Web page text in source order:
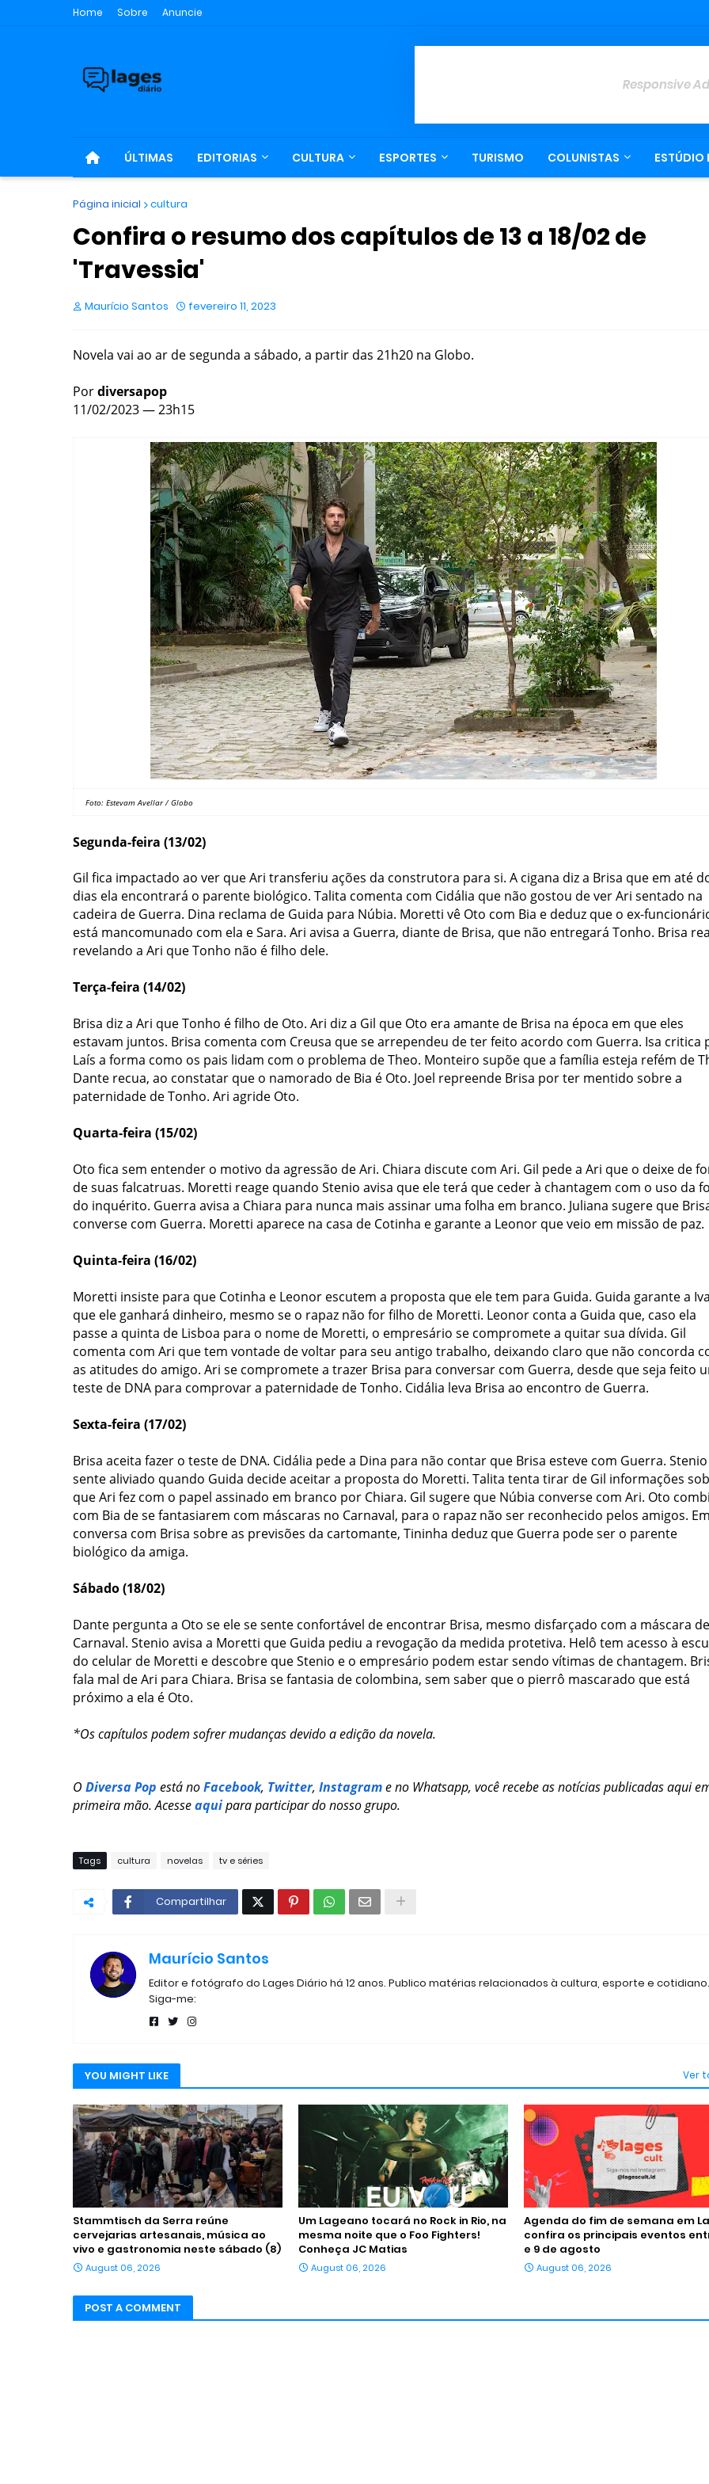
Home Sobre Anuncie
Responsive
ÚLTIMAS EDITORIAS CULTURA ESPORTES TURISMO COLUNISTAS ESTÚDIO
Página inicial cultura
Confira o resumo dos capítulos de 13 a 18/02 de
'Travessia'
Maurício Santos fevereiro 11, 2023
Novela vai ao ar de segunda a sábado, a partir das 21h20 na Globo.
Pordiversapop
11/02/2023 — 23h15
Foto: Estevam Avellar / Globo
Segunda-feira (13/02)
Gil fica impactado ao ver que Ari transferiu ações da construtora para si. A cigana diz a Brisa que em até
dias ela encontrará o parente biológico. Talita comenta com Cidália que não gostou de ver Ari sentado na
cadeira de Guerra. Dina reclama de Guida para Núbia. Moretti vê Oto com Bia e deduz que o ex-
está mancomunado com ela e Sara. Ari avisa a Guerra, diante de Brisa, que não entregará Tonho. Brisa
revelando a Ari que Tonho não é filho dele.
Terça-feira (14/02)
Brisa diz a Ari que Tonho é filho de Oto. Ari diz a Gil que Oto era amante de Brisa na época em que eles
estavam juntos. Brisa comenta com Creusa que se arrependeu de ter feito acordo com Guerra. Isa critica
Laís a forma como os pais lidam com o problema de Theo. Monteiro supõe que a família esteja refém de
Dante recua, ao constatar que o namorado de Bia é Oto. Joel repreende Brisa por ter mentido sobre a
paternidade de Tonho. Ari agride Oto.
Quarta-feira (15/02)
Oto fica sem entender o motivo da agressão de Ari. Chiara discute com Ari. Gil pede a Ari que o deixe de
de suas falcatruas. Moretti reage quando Stenio avisa que ele terá que ceder à chantagem com o uso da
do inquérito. Guerra avisa a Chiara para nunca mais assinar uma folha em branco. Juliana sugere que
converse com Guerra. Moretti aparece na casa de Cotinha e garante a Leonor que veio em missão de paz.
Quinta-feira (16/02)
Moretti insiste para que Cotinha e Leonor escutem a proposta que ele tem para Guida. Guida garante a
que ele ganhará dinheiro, mesmo se o rapaz não for filho de Moretti. Leonor conta a Guida que, caso ela
passe a quinta de Lisboa para o nome de Moretti, o empresário se compromete a quitar sua dívida. Gil
comenta com Ari que tem vontade de voltar para seu antigo trabalho, deixando claro que não concorda
as atitudes do amigo. Ari se compromete a trazer Brisa para conversar com Guerra, desde que seja feito
teste de DNA para comprovar a paternidade de Tonho. Cidália leva Brisa ao encontro de Guerra.
Sexta-feira (17/02)
Brisa aceita fazer o teste de DNA. Cidália pede a Dina para não contar que Brisa esteve com Guerra.
sente aliviado quando Guida decide aceitar a proposta do Moretti. Talita tenta tirar de Gil informações
que Ari fez com o papel assinado em branco por Chiara. Gil sugere que Núbia converse com Ari. Oto
com Bia de se fantasiarem com máscaras no Carnaval, para o rapaz não ser reconhecido pelos amigos. Em
conversa com Brisa sobre as previsões da cartomante, Tininha deduz que Guerra pode ser o parente
biológico da amiga.
Sábado (18/02)
Dante pergunta a Oto se ele se sente confortável de encontrar Brisa, mesmo disfarçado com a máscara de
Carnaval. Stenio avisa a Moretti que Guida pediu a revogação da medida protetiva. Helô tem acesso à
do celular de Moretti e descobre que Stenio e o empresário podem estar sendo vítimas de chantagem.
fala mal de Ari para Chiara. Brisa se fantasia de colombina, sem saber que o pierrô mascarado que está
próximo a ela é Oto.
*Os capítulos podem sofrer mudanças devido a edição da novela.
O Diversa Pop está noFacebook, Twitter, Instagrame no Whatsapp, você recebe as notícias publicadas aqui
primeira mão. Acesseaquipara participar do nosso grupo.
Tags cultura novelas tv e séries
Compartilhar
Maurício Santos
Editor e fotógrafo do Lages Diário há 12 anos. Publico matérias relacionados à cultura, esporte e cotidiano.
Siga-me:
YOU MIGHT LIKE Ver
Stammtisch da Serra reúne
cervejarias artesanais, música ao
vivo e gastronomia neste sábado (8)
August 06, 2026
Um Lageano tocará no Rock in Rio, na
mesma noite que o Foo Fighters!
Conheça JC Matias
August 06, 2026
Agenda do fim de semana em
confira os principais eventos
e 9 de agosto
August 06, 2026
POST A COMMENT